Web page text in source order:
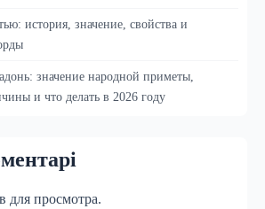
история, значение, свойства и
значение народной приметы,
и что делать в 2026 году
для просмотра.